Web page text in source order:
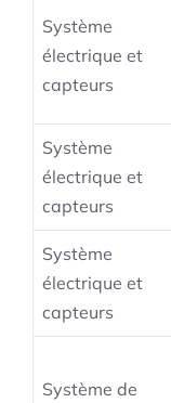
Système
électrique et
capteurs
Système
électrique et
capteurs
Système
électrique et
capteurs
Système de